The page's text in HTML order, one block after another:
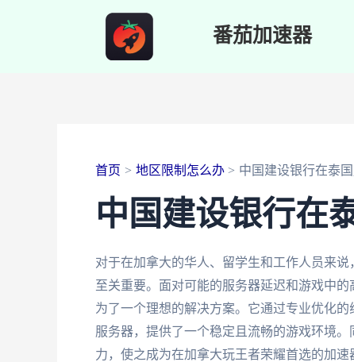
番茄加速器
首页 地区限制怎么办 中国建设银行在泰
中国建设银行在
对于在加拿大的华人、留学生和工作人员来
至关重要。面对可能的服务器延迟和游戏中
为了一个理想的解决方案。它通过专业优化
服务器，提供了一个稳定且流畅的游戏环境
力，使之成为在加拿大玩王者荣耀首选的加速